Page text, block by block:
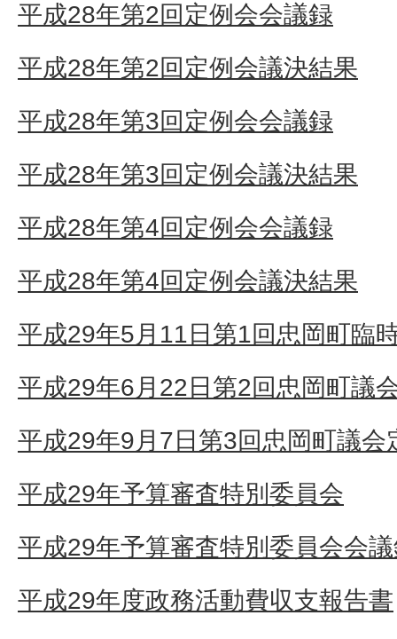
平成28年第2回定例会会議録
平成28年第2回定例会議決結果
平成28年第3回定例会会議録
平成28年第3回定例会議決結果
平成28年第4回定例会会議録
平成28年第4回定例会議決結果
平成29年5月11日第1回忠岡町臨
平成29年6月22日第2回忠岡町議
平成29年9月7日第3回忠岡町議会
平成29年予算審査特別委員会
平成29年予算審査特別委員会会
平成29年度政務活動費収支報告書